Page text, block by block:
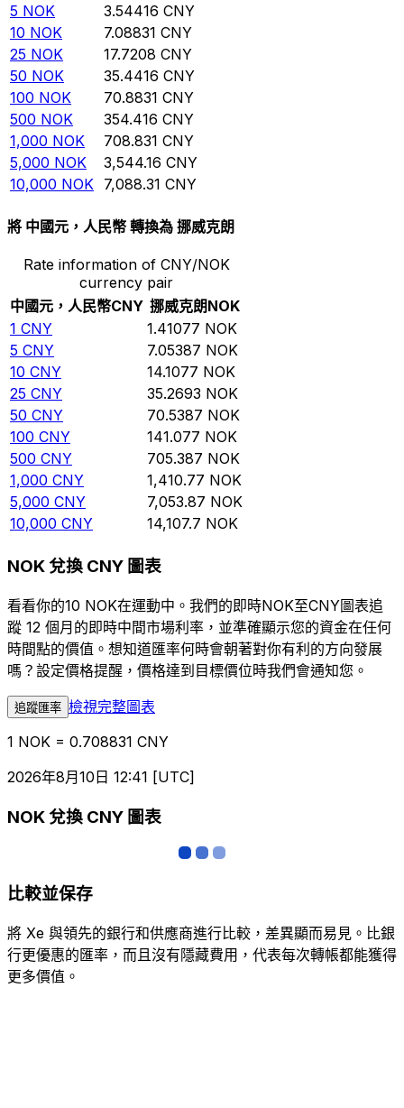
5 NOK 3.54416 CNY
10 NOK 7.08831 CNY
25 NOK 17.7208 CNY
50 NOK 35.4416 CNY
100 NOK 70.8831 CNY
500 NOK 354.416 CNY
1,000 NOK 708.831 CNY
5,000 NOK 3,544.16 CNY
10,000 NOK 7,088.31 CNY
將 中國元，人民幣 轉換為 挪威克朗
Rate information of CNY/NOK
currency pair
中國元，人民幣CNY 挪威克朗NOK
1 CNY 1.41077 NOK
5 CNY 7.05387 NOK
10 CNY 14.1077 NOK
25 CNY 35.2693 NOK
50 CNY 70.5387 NOK
100 CNY 141.077 NOK
500 CNY 705.387 NOK
1,000 CNY 1,410.77 NOK
5,000 CNY 7,053.87 NOK
10,000 CNY 14,107.7 NOK
NOK 兌換 CNY 圖表
看看你的10 NOK在運動中。我們的即時NOK至CNY圖表追
蹤 12 個月的即時中間市場利率，並準確顯示您的資金在任何
時間點的價值。想知道匯率何時會朝著對你有利的方向發展
嗎？設定價格提醒，價格達到目標價位時我們會通知您。
追蹤匯率 檢視完整圖表
1 NOK = 0.708831 CNY
2026年8月10日 12:41 [UTC]
NOK 兌換 CNY 圖表
比較並保存
將 Xe 與領先的銀行和供應商進行比較，差異顯而易見。比銀
行更優惠的匯率，而且沒有隱藏費用，代表每次轉帳都能獲得
更多價值。